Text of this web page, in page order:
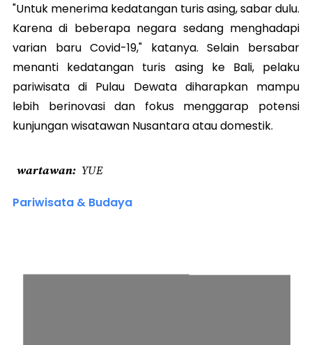
"Untuk menerima kedatangan turis asing, sabar dulu.
Karena di beberapa negara sedang menghadapi
varian baru Covid-19," katanya. Selain bersabar
menanti kedatangan turis asing ke Bali, pelaku
pariwisata di Pulau Dewata diharapkan mampu
lebih berinovasi dan fokus menggarap potensi
kunjungan wisatawan Nusantara atau domestik.
wartawan YUE
Pariwisata & Budaya